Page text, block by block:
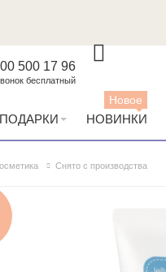
500 17 96
бесплатный
ПОДАРКИ НОВИНКИ
Новое
Снято с производства